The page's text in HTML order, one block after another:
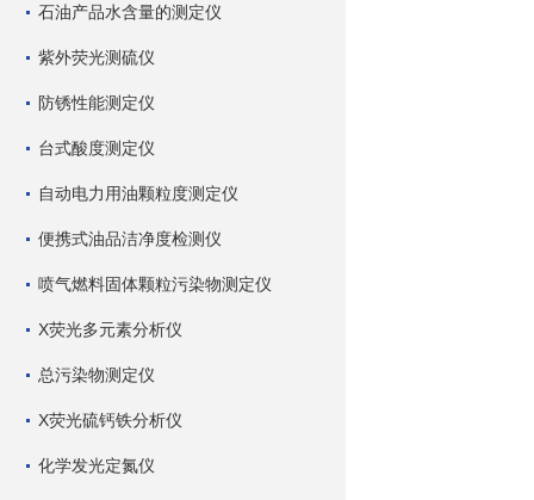
石油产品水含量的测定仪
紫外荧光测硫仪
防锈性能测定仪
台式酸度测定仪
自动电力用油颗粒度测定仪
便携式油品洁净度检测仪
喷气燃料固体颗粒污染物测定仪
X荧光多元素分析仪
总污染物测定仪
X荧光硫钙铁分析仪
化学发光定氮仪